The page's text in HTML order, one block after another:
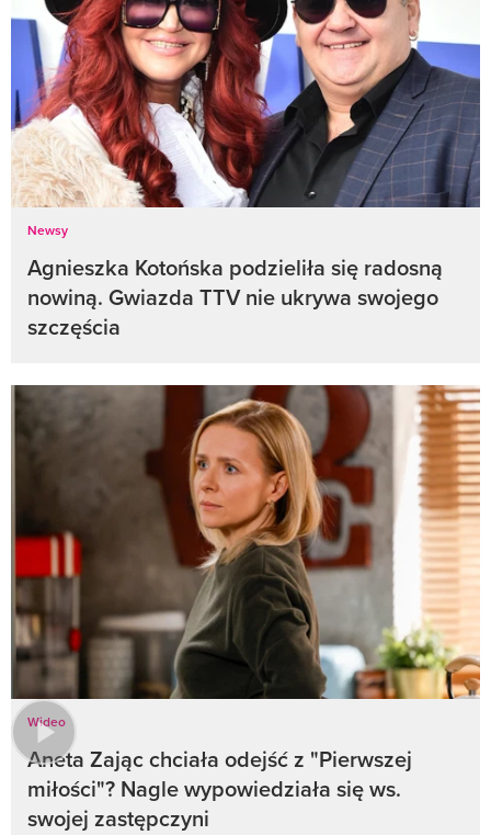
Newsy
Agnieszka Kotońska podzieliła się radosną
nowiną. Gwiazda TTV nie ukrywa swojego
szczęścia
Wideo
Aneta Zając chciała odejść z "Pierwszej
miłości"? Nagle wypowiedziała się ws.
swojej zastępczyni